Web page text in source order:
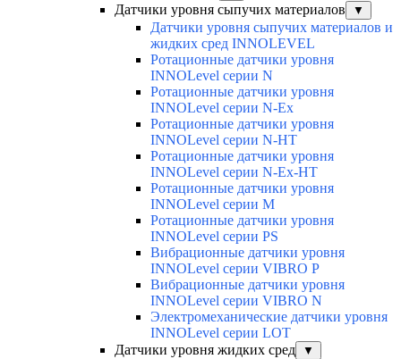
Датчики уровня сыпучих материалов ▼
Датчики уровня сыпучих материалов и
жидких сред INNOLEVEL
Ротационные датчики уровня
INNOLevel серии N
Ротационные датчики уровня
INNOLevel серии N-Ex
Ротационные датчики уровня
INNOLevel серии N-HT
Ротационные датчики уровня
INNOLevel серии N-Ex-HT
Ротационные датчики уровня
INNOLevel серии M
Ротационные датчики уровня
INNOLevel серии PS
Вибрационные датчики уровня
INNOLevel серии VIBRO P
Вибрационные датчики уровня
INNOLevel серии VIBRO N
Электромеханические датчики уровня
INNOLevel серии LOT
Датчики уровня жидких сред
▼